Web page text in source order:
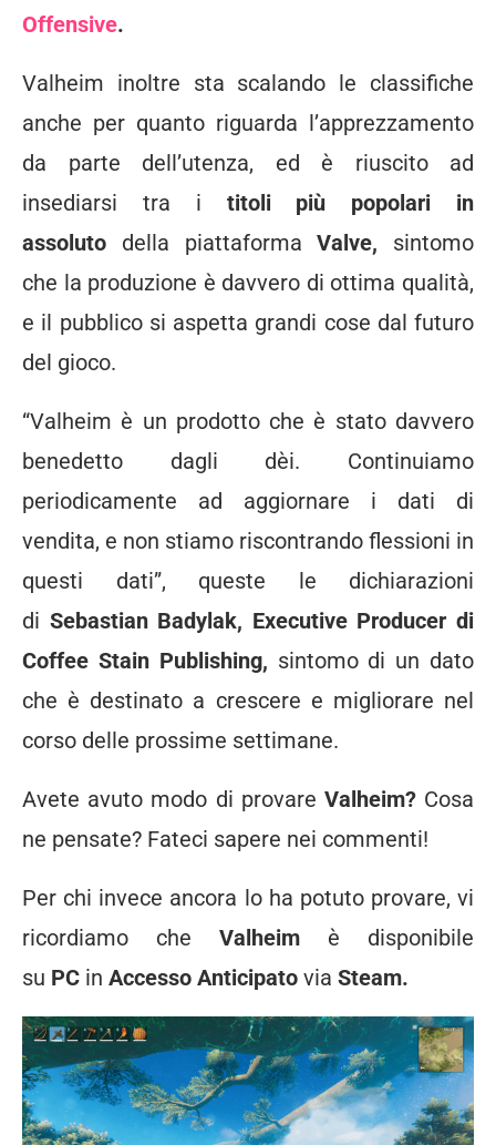
Offensive.
Valheim inoltre sta scalando le classifiche
anche per quanto riguarda l’apprezzamento
da parte dell’utenza, ed è riuscito ad
insediarsi tra i titoli più popolari in
assoluto della piattaformaValve, sintomo
che la produzione è davvero di ottima qualità,
e il pubblico si aspetta grandi cose dal futuro
del gioco.
“Valheim è un prodotto che è stato davvero
benedetto dagli dèi. Continuiamo
periodicamente ad aggiornare i dati di
vendita, e non stiamo riscontrando flessioni in
questi dati”, queste le dichiarazioni
di Sebastian Badylak, Executive Producer di
Coffee Stain Publishing, sintomo di un dato
che è destinato a crescere e migliorare nel
corso delle prossime settimane.
Avete avuto modo di provare Valheim?Cosa
ne pensate? Fateci sapere nei commenti!
Per chi invece ancora lo ha potuto provare, vi
ricordiamo che Valheim è disponibile
su PC in Accesso Anticipato via Steam.